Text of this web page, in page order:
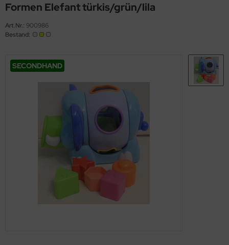
Formen Elefant türkis/grün/lila
Art.Nr.: 900986
Bestand:
SECONDHAND